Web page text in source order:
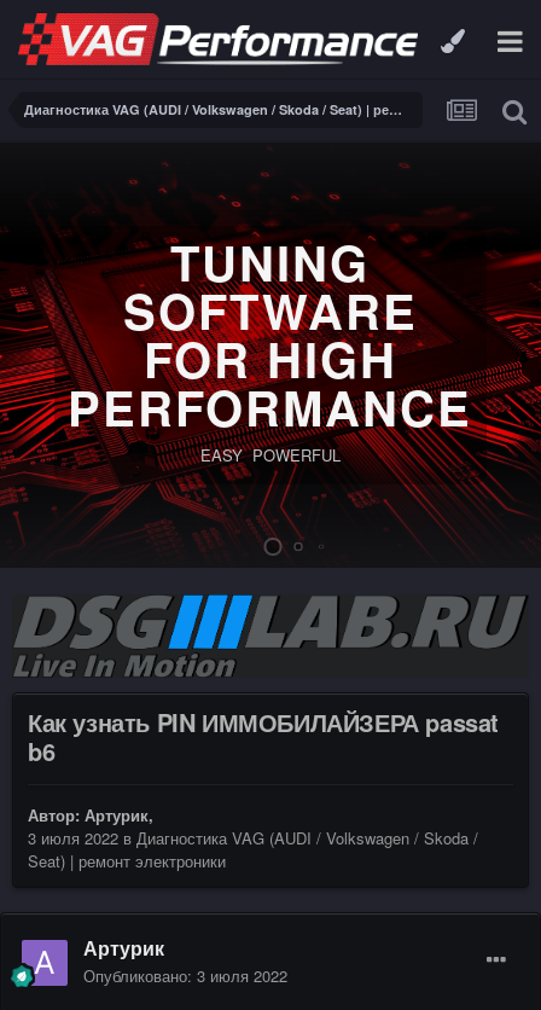
Диагностика VAG (AUDI / Volkswagen / Skoda / Seat) | ремонт электроники
TUNING
SOFTWARE
FOR HIGH
PERFORMANCE
EASY POWERFUL
Как узнать PIN ИММОБИЛАЙЗЕРА passat
b6
Автор: Артурик,
3 июля 2022 в Диагностика VAG (AUDI / Volkswagen / Skoda /
Seat) | ремонт электроники
Артурик
Опубликовано: 3 июля 2022